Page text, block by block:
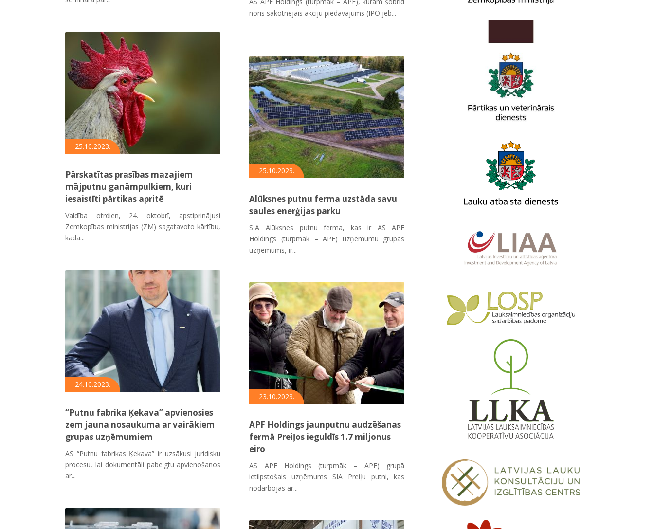
25.10.2023.
Pārskatītas prasības mazajiem
mājputnu ganāmpulkiem, kuri
iesaistīti pārtikas apritē
Valdība otrdien, 24. oktobrī, apstiprinājusi
Zemkopības ministrijas (ZM) sagatavoto kārtību,
kādā...
24.10.2023.
“Putnu fabrika Ķekava” apvienosies
zem jauna nosaukuma ar vairākiem
grupas uzņēmumiem
AS “Putnu fabrikas Ķekava” ir uzsākusi juridisku
procesu, lai dokumentāli pabeigtu apvienošanos
ar...
noris sākotnējais akciju piedāvājums (IPO jeb...
25.10.2023.
Alūksnes putnu ferma uzstāda savu
saules enerģijas parku
SIA Alūksnes putnu ferma, kas ir AS APF
Holdings (turpmāk – APF) uzņēmumu grupas
uzņēmums, ir...
23.10.2023.
APF Holdings jaunputnu audzēšanas
fermā Preiļos ieguldīs 1.7 miljonus
eiro
AS APF Holdings (turpmāk – APF) grupā
ietilpstošais uzņēmums SIA Preiļu putni, kas
nodarbojas ar...